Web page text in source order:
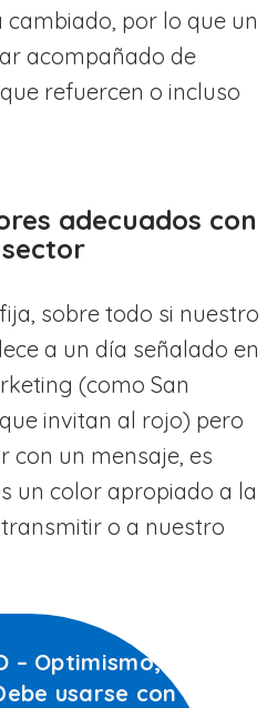
por lo que un
acompañado de
refuercen o incluso
adecuados con
sobre todo si nuestro
a un día señalado en
(como San
invitan al rojo) pero
con un mensaje, es
un color apropiado a la
o a nuestro
– Optimismo,
usarse con